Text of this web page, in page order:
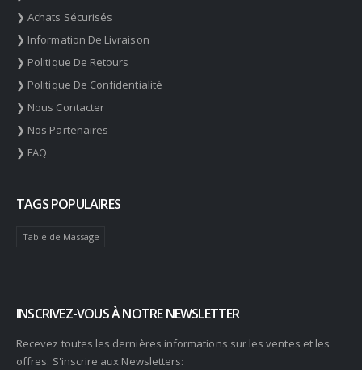
❯ Achats Sécurisés
❯ Information De Livraison
❯ Politique De Retours
❯ Politique De Confidentialité
❯ Nous Contacter
❯ Nos Partenaires
❯ FAQ
TAGS POPULAIRES
Table de Massage
INSCRIVEZ-VOUS À NOTRE NEWSLETTER
Recevez toutes les dernières informations sur les ventes et les
offres. S'inscrire aux Newsletters: